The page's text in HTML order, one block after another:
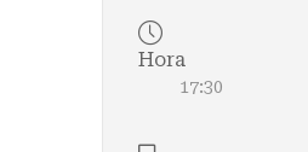
Hora
17:30